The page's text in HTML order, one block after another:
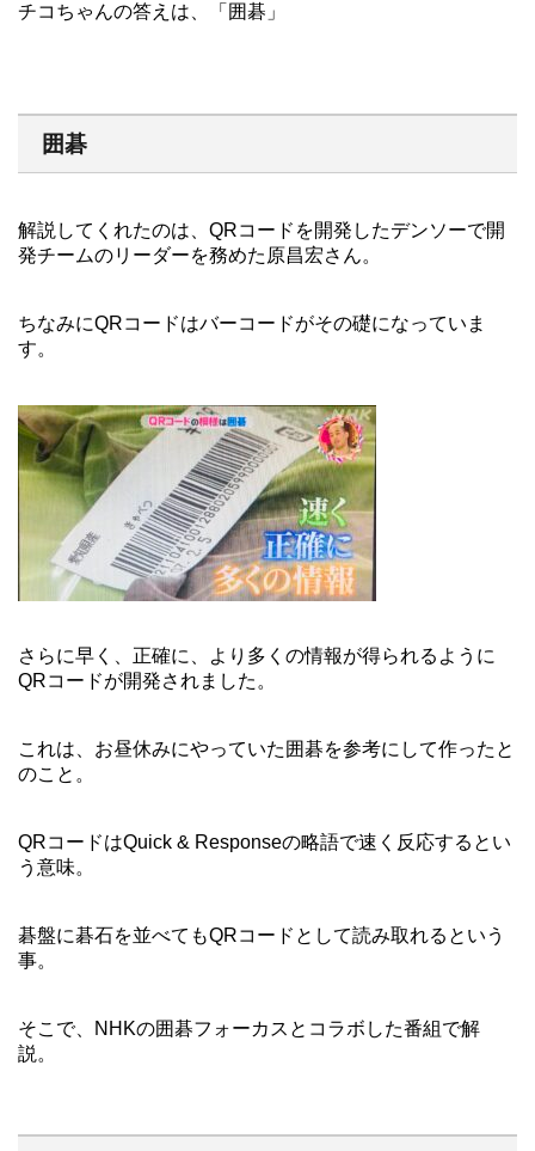
チコちゃんの答えは、「囲碁」
囲碁
解説してくれたのは、QRコードを開発したデンソーで開
発チームのリーダーを務めた原昌宏さん。
ちなみにQRコードはバーコードがその礎になっていま
す。
さらに早く、正確に、より多くの情報が得られるように
QRコードが開発されました。
これは、お昼休みにやっていた囲碁を参考にして作ったと
のこと。
QRコードはQuick & Responseの略語で速く反応するとい
う意味。
碁盤に碁石を並べてもQRコードとして読み取れるという
事。
そこで、NHKの囲碁フォーカスとコラボした番組で解
説。